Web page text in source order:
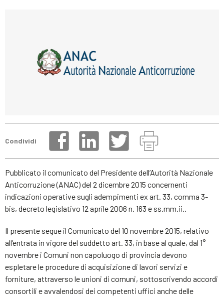
Condividi
Pubblicato il comunicato del Presidente dell’Autorità Nazionale
Anticorruzione (ANAC) del 2 dicembre 2015 concernenti
indicazioni operative sugli adempimenti ex art. 33, comma 3-
bis, decreto legislativo 12 aprile 2006 n. 163 e ss.mm.ii..
Il presente segue il Comunicato del 10 novembre 2015, relativo
all’entrata in vigore del suddetto art. 33, in base al quale, dal 1°
novembre i Comuni non capoluogo di provincia devono
espletare le procedure di acquisizione di lavori servizi e
forniture, attraverso le unioni di comuni, sottoscrivendo accordi
consortili e avvalendosi dei competenti uffici anche delle